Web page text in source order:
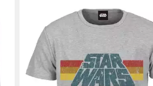
T-Shirt Star Wars TShirt Vintage
Logo 1977 XL
28,45 €
lieferbar - in 2-3 Werktagen bei dir